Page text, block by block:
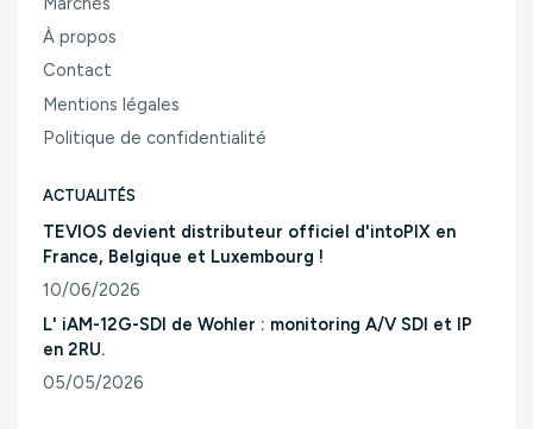
À propos
Contact
Mentions légales
Politique de confidentialité
ACTUALITÉS
TEVIOS devient distributeur officiel d'intoPIX en
France, Belgique et Luxembourg !
10/06/2026
Consulter l'article "TEVIOS devient distributeur officiel
L' iAM-12G-SDI de Wohler : monitoring A/V SDI et IP
en 2RU.
05/05/2026